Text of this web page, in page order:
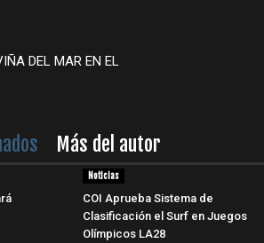
DEL MAR EN EL
Más del autor
Noticias
COI Aprueba Sistema de
Clasificación el Surf en Juegos
Olímpicos LA28